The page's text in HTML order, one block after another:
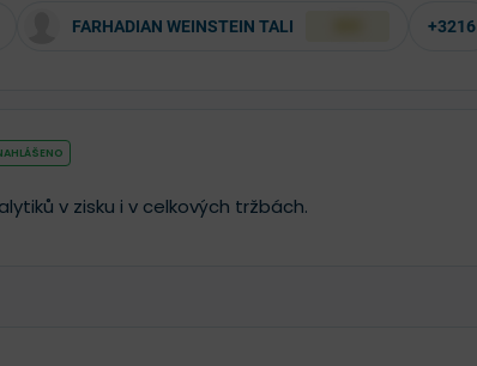
FARHADIAN WEINSTEIN TALI +3216
v zisku i v celkových tržbách.